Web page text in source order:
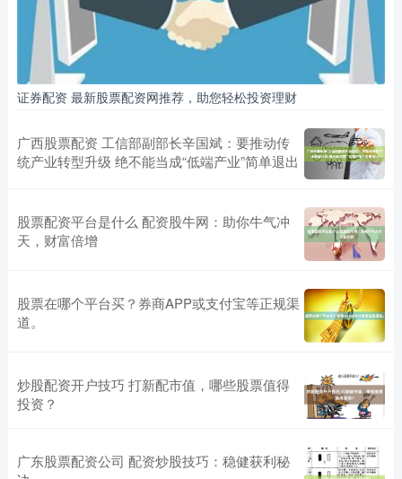
证券配资 最新股票配资网推荐，助您轻松投资理财
广西股票配资 工信部副部长辛国斌：要推动传
统产业转型升级 绝不能当成“低端产业”简单退出
股票配资平台是什么 配资股牛网：助你牛气冲
天，财富倍增
股票在哪个平台买？券商APP或支付宝等正规渠
道。
炒股配资开户技巧 打新配市值，哪些股票值得
投资？
广东股票配资公司 配资炒股技巧：稳健获利秘